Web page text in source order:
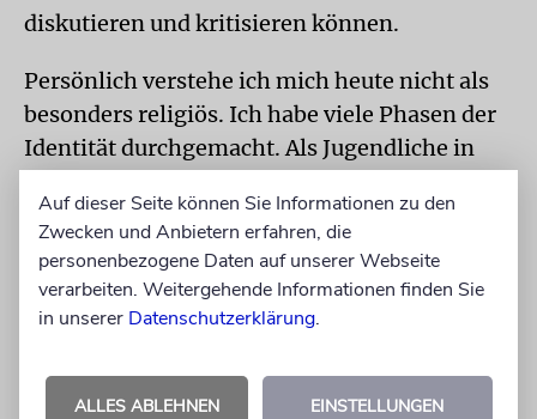
diskutieren und kritisieren können.
Persönlich verstehe ich mich heute nicht als
besonders religiös. Ich habe viele Phasen der
Identität durchgemacht. Als Jugendliche in
gelebt. In Tel Aviv wurde ich mehr und mehr
säkular. Heute möchte ich mir keine Label
mehr aufzwingen lassen. Labels sind wie
Schubladen und schränken ein. Mein
mir selbst treu zu bleiben.
Auf dieser Seite können Sie Informationen zu den
Zwecken und Anbietern erfahren, die
personenbezogene Daten auf unserer Webseite
verarbeiten. Weitergehende Informationen finden Sie
in unserer Datenschutzerklärung.
ALLES ABLEHNEN EINSTELLUNGEN